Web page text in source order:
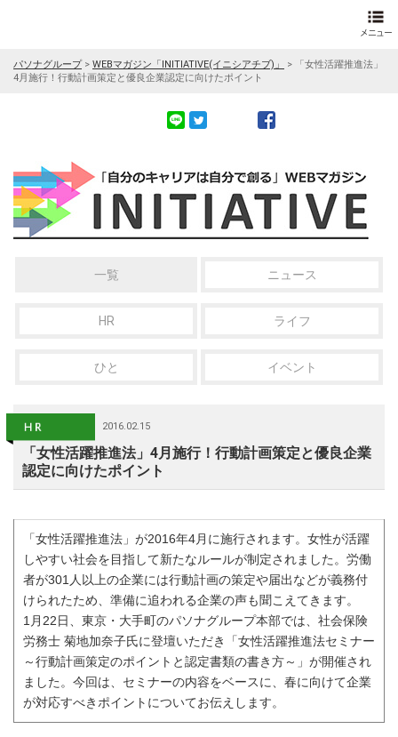
パソナグループ> WEBマガジン「INITIATIVE(イニシアチブ)」 >
「女性活躍推進法」
4月施行！行動計画策定と優良企業認定に向けたポイント
一覧 ニュース
HR ライフ
ひと イベント
2016.02.15
「女性活躍推進法」4月施行！行動計画策定と優良企業
認定に向けたポイント
「女性活躍推進法」が2016年4月に施行されます。女性が活躍
しやすい社会を目指して新たなルールが制定されました。労働
者が301人以上の企業には行動計画の策定や届出などが義務付
けられたため、準備に追われる企業の声も聞こえてきます。
1月22日、東京・大手町のパソナグループ本部では、社会保険
労務士 菊地加奈子氏に登壇いただき「女性活躍推進法セミナー
～行動計画策定のポイントと認定書類の書き方～」が開催され
ました。今回は、セミナーの内容をベースに、春に向けて企業
が対応すべきポイントについてお伝えします。